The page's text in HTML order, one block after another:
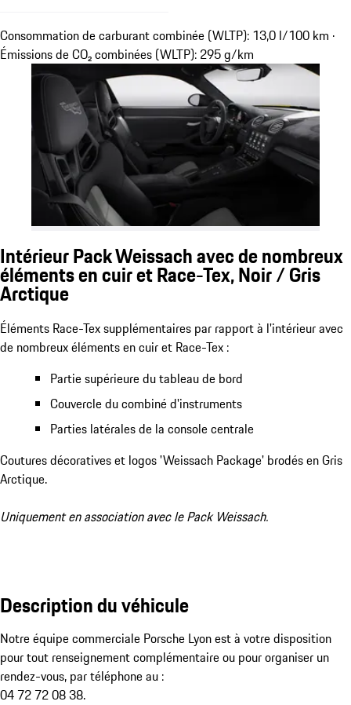
Consommation de carburant combinée (WLTP): 13,0 l/100 km ·
Émissions de CO₂ combinées (WLTP): 295 g/km
Intérieur Pack Weissach avec de nombreux
éléments en cuir et Race-Tex, Noir / Gris
Arctique
Éléments Race-Tex supplémentaires par rapport à l'intérieur avec
de nombreux éléments en cuir et Race-Tex :
Partie supérieure du tableau de bord
Couvercle du combiné d'instruments
Parties latérales de la console centrale
Coutures décoratives et logos 'Weissach Package' brodés en Gris
Arctique.
Uniquement en association avec le Pack Weissach.
Description du véhicule
Notre équipe commerciale Porsche Lyon est à votre disposition
pour tout renseignement complémentaire ou pour organiser un
rendez-vous, par téléphone au :
04 72 72 08 38.